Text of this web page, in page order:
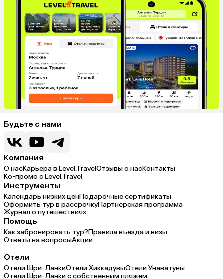
Будьте с нами
Компания
О насКарьера в Level.TravelОтзывы о насКонтакты
Ко-промо с Level.Travel
Инструменты
Календарь низких ценПодарочные сертификаты
Оформить тур в рассрочкуПартнерская программа
Журнал о путешествиях
Помощь
Как забронировать тур?Правила въезда и визы
Ответы на вопросыАкции
Отели
Отели Шри-ЛанкиОтели ХиккадувыОтели Унаватуны
Отели Шри-Ланки с собственным пляжем